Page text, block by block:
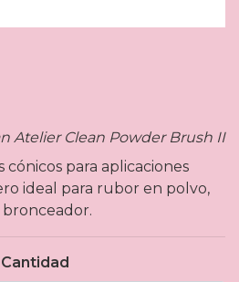
Atelier Clean Powder Brush II
para aplicaciones
ideal para rubor en polvo,
Cantidad